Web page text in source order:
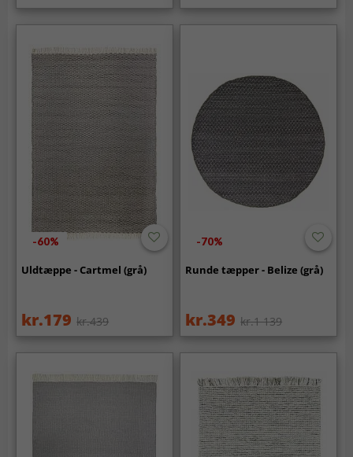
-60%
Uldtæppe - Cartmel (grå)
kr.179 kr.439
-70%
Runde tæpper - Belize (grå)
kr.349 kr.1 139